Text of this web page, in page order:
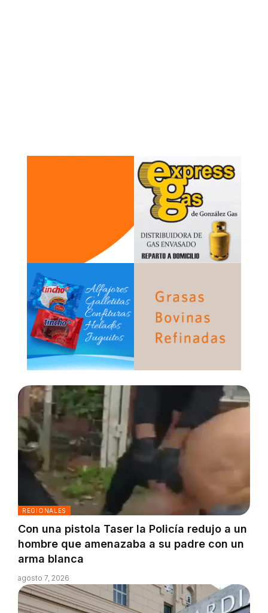
REGIONALES
Con una pistola Taser la Policía redujo a un
hombre que amenazaba a su padre con un
arma blanca
agosto 7, 2026